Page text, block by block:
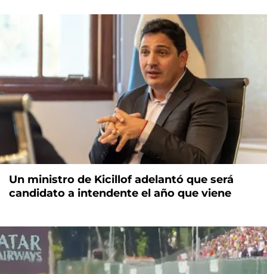
Un ministro de Kicillof adelantó que será
candidato a intendente el año que viene